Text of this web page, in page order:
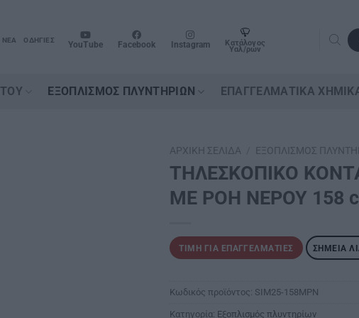
ΝΈΑ ΟΔΗΓΊΕΣ YouTube Facebook Instagram Κατάλογος
Υαλ/ρων
ΕΞΟΠΛΙΣΜΌΣ ΠΛΥΝΤΗΡΊΩΝ ΕΠΑΓΓΕΛΜΑΤΙΚΆ
ΑΡΧΙΚΉ ΣΕΛΊΔΑ ΕΞΟΠΛΙΣΜΌΣ
ΤΗΛΕΣΚΟΠΙΚΟ
ΜΕ ΡΟΗ ΝΕΡΟΥ 158
ΤΙΜΉ ΓΙΑ ΕΠΑΓΓΕΛΜΑΤΊΕΣ ΣΗΜΕΊΑ
Κωδικός προϊόντος: SIM25-158MPN
Κατηγορία: Εξοπλισμός πλυντηρίων